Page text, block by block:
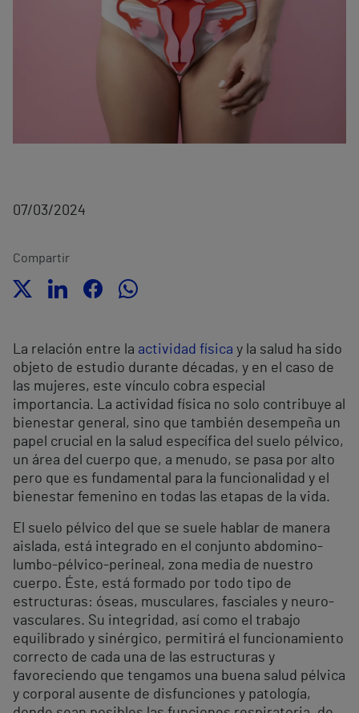
07/03/2024
Compartir
La relación entre la actividad física y la salud ha sido
objeto de estudio durante décadas, y en el caso de
las mujeres, este vínculo cobra especial
importancia. La actividad física no solo contribuye al
bienestar general, sino que también desempeña un
papel crucial en la salud específica del suelo pélvico,
un área del cuerpo que, a menudo, se pasa por alto
pero que es fundamental para la funcionalidad y el
bienestar femenino en todas las etapas de la vida.
El suelo pélvico del que se suele hablar de manera
aislada, está integrado en el conjunto abdomino-
lumbo-pélvico-perineal, zona media de nuestro
cuerpo. Éste, está formado por todo tipo de
estructuras: óseas, musculares, fasciales y neuro-
vasculares. Su integridad, así como el trabajo
equilibrado y sinérgico, permitirá el funcionamiento
correcto de cada una de las estructuras y
favoreciendo que tengamos una buena salud pélvica
y corporal ausente de disfunciones y patología,